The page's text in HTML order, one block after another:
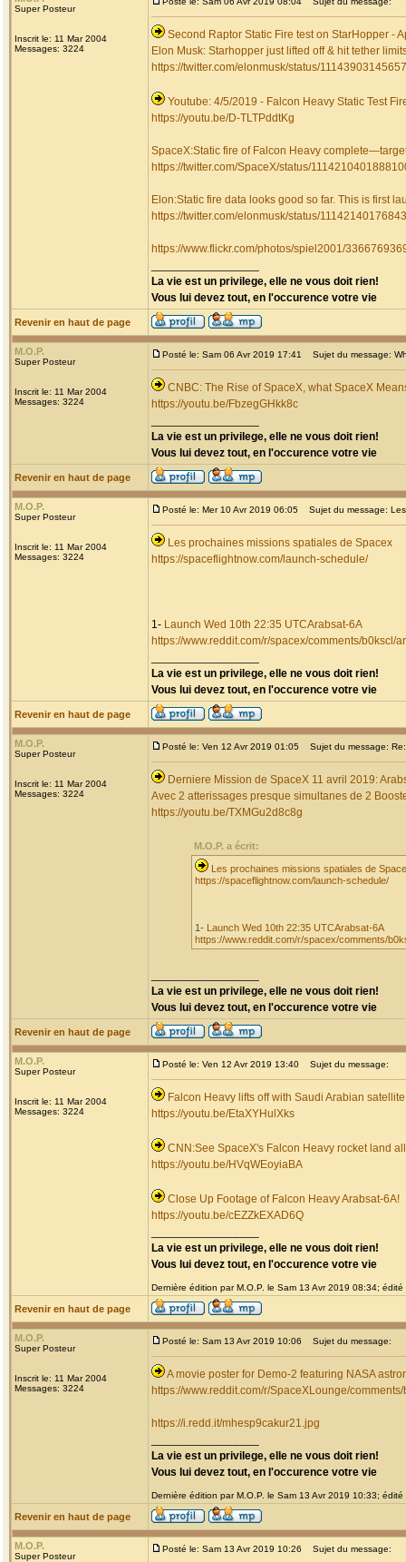
Super Posteur
Inscrit le: 11 Mar 2004
Messages: 3224
Second Raptor Static Fire test on StarHopper -
Elon Musk: Starhopper just lifted off & hit tether
https://twitter.com/elonmusk/status/
Youtube: 4/5/2019 - Falcon Heavy Static Test
https://youtu.be/D-TLTPddtKg
SpaceX:Static fire of Falcon Heavy
https://twitter.com/SpaceX/status/
Elon:Static fire data looks good so far. This is first
https://twitter.com/elonmusk/status/
https://www.flickr.com/photos/spiel2001/
La vie est un privilege, elle ne vous doit rien!
Vous lui devez tout, en l'occurence votre vie
Revenir en haut de page
M.O.P.
Super Posteur
Inscrit le: 11 Mar 2004
Messages: 3224
Posté le: Sam 06 Avr 2019 17:41 Sujet du message:
CNBC: The Rise of SpaceX, what SpaceX
https://youtu.be/FbzegGHkk8c
La vie est un privilege, elle ne vous doit rien!
Vous lui devez tout, en l'occurence votre vie
Revenir en haut de page
M.O.P.
Super Posteur
Inscrit le: 11 Mar 2004
Messages: 3224
Posté le: Mer 10 Avr 2019 06:05 Sujet du message:
Les prochaines missions spatiales de Spacex
https://spaceflightnow.com/launch-schedule/
1- Launch Wed 10th 22:35 UTCArabsat-6A
https://www.reddit.com/r/spacex/comments/
La vie est un privilege, elle ne vous doit rien!
Vous lui devez tout, en l'occurence votre vie
Revenir en haut de page
M.O.P.
Super Posteur
Inscrit le: 11 Mar 2004
Messages: 3224
Posté le: Ven 12 Avr 2019 01:05 Sujet du message:
Derniere Mission de SpaceX 11 avril 2019:
Avec 2 atterissages presque simultanes de 2
https://youtu.be/TXMGu2d8c8g
M.O.P. a écrit:
Les prochaines missions spatiales de
https://spaceflightnow.com/launch-schedule/
1- Launch Wed 10th 22:35 UTCArabsat-6A
https://www.reddit.com/r/spacex/comments/
La vie est un privilege, elle ne vous doit rien!
Vous lui devez tout, en l'occurence votre vie
Revenir en haut de page
M.O.P.
Super Posteur
Inscrit le: 11 Mar 2004
Messages: 3224
Posté le: Ven 12 Avr 2019 13:40 Sujet du message:
Falcon Heavy lifts off with Saudi Arabian
https://youtu.be/EtaXYHulXks
CNN:See SpaceX's Falcon Heavy rocket land
https://youtu.be/HVqWEoyiaBA
Close Up Footage of Falcon Heavy Arabsat-6A!
https://youtu.be/cEZZkEXAD6Q
La vie est un privilege, elle ne vous doit rien!
Vous lui devez tout, en l'occurence votre vie
Dernière édition par M.O.P. le Sam 13 Avr 2019 08:34; édité
Revenir en haut de page
M.O.P.
Super Posteur
Inscrit le: 11 Mar 2004
Messages: 3224
Posté le: Sam 13 Avr 2019 10:06 Sujet du message:
A movie poster for Demo-2 featuring NASA
https://www.reddit.com/r/SpaceXLounge/
https://i.redd.it/mhesp9cakur21.jpg
La vie est un privilege, elle ne vous doit rien!
Vous lui devez tout, en l'occurence votre vie
Dernière édition par M.O.P. le Sam 13 Avr 2019 10:33; édité
Revenir en haut de page
M.O.P.
Super Posteur
Posté le: Sam 13 Avr 2019 10:26 Sujet du message: